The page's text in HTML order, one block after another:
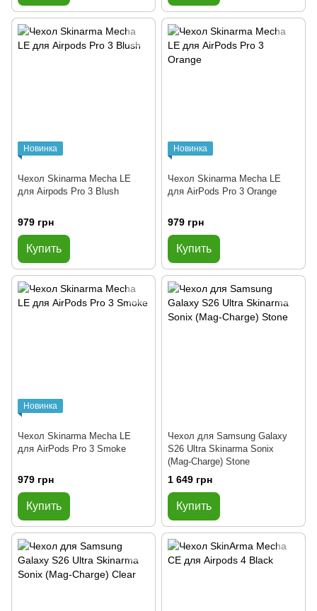
Новинка
Чехол Skinarma Mecha LE
для Airpods Pro 3 Blush
979 грн
Купить
Новинка
Чехол Skinarma Mecha LE
для AirPods Pro 3 Orange
979 грн
Купить
Новинка
Чехол Skinarma Mecha LE
для AirPods Pro 3 Smoke
979 грн
Купить
Чехол для Samsung Galaxy
S26 Ultra Skinarma Sonix
(Mag-Charge) Stone
1 649 грн
Купить